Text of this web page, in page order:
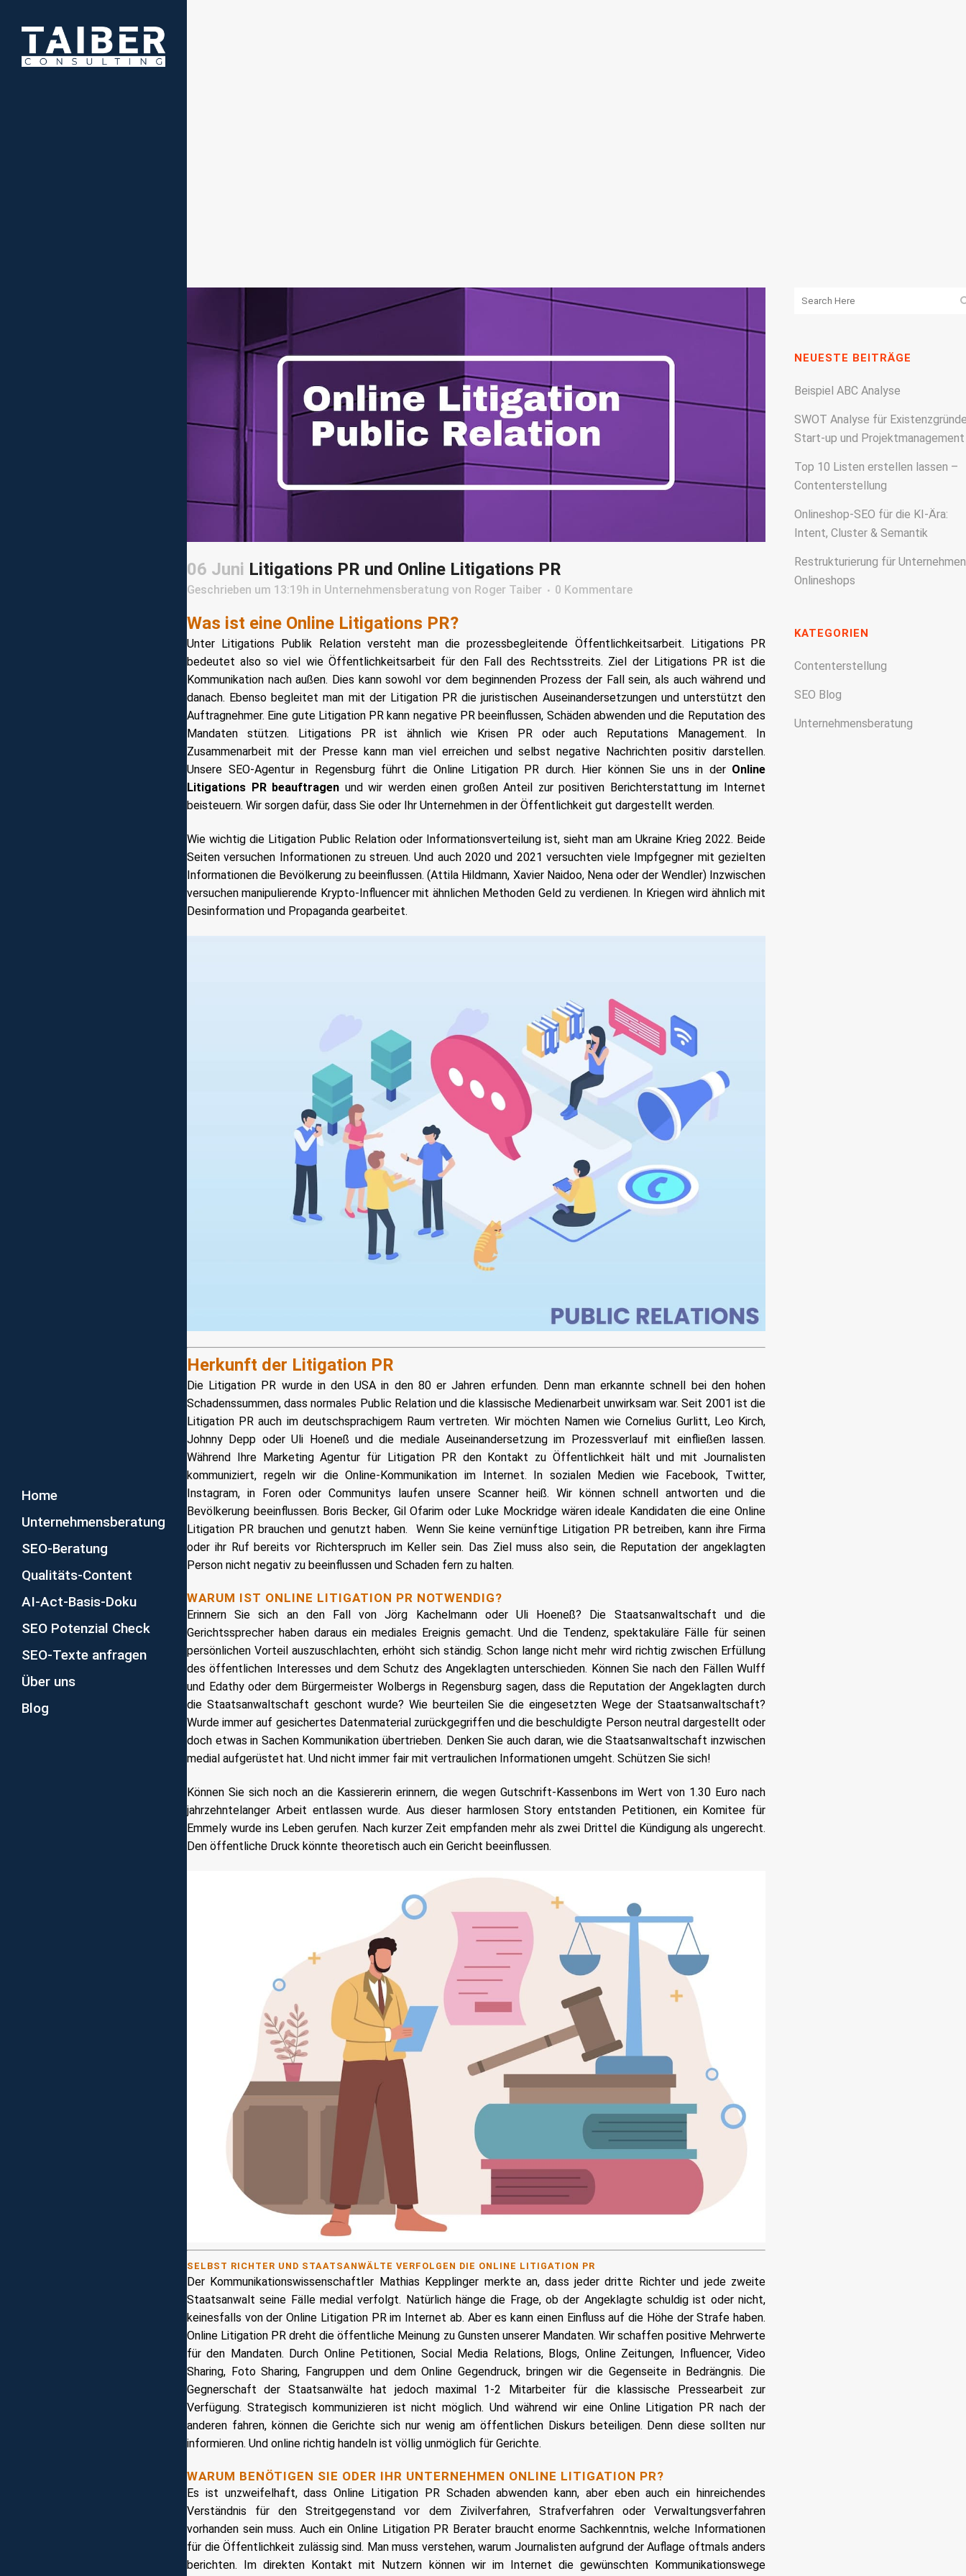
Home
Unternehmensberatung
SEO-Beratung
Qualitäts-Content
AI-Act-Basis-Doku
SEO Potenzial Check
SEO-Texte anfragen
Über uns
Blog
06 Juni Litigations PR und Online Litigations PR
Geschrieben um 13:19h in Unternehmensberatung von Roger Taiber 0 Kommentare
Was ist eine Online Litigations PR?
Unter Litigations Publik Relation versteht man die prozessbegleitende Öffentlichkeitsarbeit. Litigations PR
bedeutet also so viel wie Öffentlichkeitsarbeit für den Fall des Rechtsstreits. Ziel der Litigations PR ist die
Kommunikation nach außen. Dies kann sowohl vor dem beginnenden Prozess der Fall sein, als auch während und
danach. Ebenso begleitet man mit der Litigation PR die juristischen Auseinandersetzungen und unterstützt den
Auftragnehmer. Eine gute Litigation PR kann negative PR beeinflussen, Schäden abwenden und die Reputation des
Mandaten stützen. Litigations PR ist ähnlich wie Krisen PR oder auch Reputations Management.
In
Zusammenarbeit mit der Presse kann man viel erreichen und selbst negative Nachrichten positiv darstellen.
Unsere SEO-Agentur in Regensburg führt die Online Litigation PR durch. Hier können Sie uns in der Online
Litigations PR beauftragen und wir werden einen großen Anteil zur positiven Berichterstattung im Internet
beisteuern. Wir sorgen dafür, dass Sie oder Ihr Unternehmen in der Öffentlichkeit gut dargestellt werden.
Wie wichtig die Litigation Public Relation oder Informationsverteilung ist, sieht man am Ukraine Krieg 2022. Beide
Seiten versuchen Informationen zu streuen. Und auch 2020 und 2021 versuchten viele Impfgegner mit gezielten
Informationen die Bevölkerung zu beeinflussen. (Attila Hildmann, Xavier Naidoo, Nena oder der Wendler) Inzwischen
versuchen manipulierende Krypto-Influencer mit ähnlichen Methoden Geld zu verdienen. In Kriegen wird ähnlich mit
Desinformation und Propaganda gearbeitet.
Herkunft der Litigation PR
Die Litigation PR wurde in den USA in den 80 er Jahren erfunden. Denn man erkannte schnell bei den hohen
Schadenssummen, dass normales Public Relation und die klassische Medienarbeit unwirksam war. Seit 2001 ist die
Litigation PR auch im deutschsprachigem Raum vertreten. Wir möchten Namen wie Cornelius Gurlitt, Leo Kirch,
Johnny Depp oder Uli Hoeneß und die mediale Auseinandersetzung im Prozessverlauf mit einfließen lassen.
Während Ihre Marketing Agentur für Litigation PR den Kontakt zu Öffentlichkeit hält und mit Journalisten
kommuniziert, regeln wir die Online-Kommunikation im Internet. In sozialen Medien wie Facebook, Twitter,
Instagram, in Foren oder Communitys laufen unsere Scanner heiß. Wir können schnell antworten und die
Bevölkerung beeinflussen. Boris Becker, Gil Ofarim oder Luke Mockridge wären ideale Kandidaten die eine Online
Litigation PR brauchen und genutzt haben. Wenn Sie keine vernünftige Litigation PR betreiben, kann ihre Firma
oder ihr Ruf bereits vor Richterspruch im Keller sein. Das Ziel muss also sein, die Reputation der angeklagten
Person nicht negativ zu beeinflussen und Schaden fern zu halten.
WARUM IST ONLINE LITIGATION PR NOTWENDIG?
Erinnern Sie sich an den Fall von Jörg Kachelmann oder Uli Hoeneß? Die Staatsanwaltschaft und die
Gerichtssprecher haben daraus ein mediales Ereignis gemacht. Und die Tendenz, spektakuläre Fälle für seinen
persönlichen Vorteil auszuschlachten, erhöht sich ständig. Schon lange nicht mehr wird richtig zwischen Erfüllung
des öffentlichen Interesses und dem Schutz des Angeklagten unterschieden. Können Sie nach den Fällen Wulff
und Edathy oder dem Bürgermeister Wolbergs in Regensburg sagen, dass die Reputation der Angeklagten durch
die Staatsanwaltschaft geschont wurde? Wie beurteilen Sie die eingesetzten Wege der Staatsanwaltschaft?
Wurde immer auf gesichertes Datenmaterial zurückgegriffen und die beschuldigte Person neutral dargestellt oder
doch etwas in Sachen Kommunikation übertrieben. Denken Sie auch daran, wie die Staatsanwaltschaft inzwischen
medial aufgerüstet hat. Und nicht immer fair mit vertraulichen Informationen umgeht. Schützen Sie sich!
Können Sie sich noch an die Kassiererin erinnern, die wegen Gutschrift-Kassenbons im Wert von 1.30 Euro nach
jahrzehntelanger Arbeit entlassen wurde. Aus dieser harmlosen Story entstanden Petitionen, ein Komitee für
Emmely wurde ins Leben gerufen. Nach kurzer Zeit empfanden mehr als zwei Drittel die Kündigung als ungerecht.
Den öffentliche Druck könnte theoretisch auch ein Gericht beeinflussen.
SELBST RICHTER UND STAATSANWÄLTE VERFOLGEN DIE ONLINE LITIGATION PR
Der Kommunikationswissenschaftler Mathias Kepplinger merkte an, dass jeder dritte Richter und jede zweite
Staatsanwalt seine Fälle medial verfolgt. Natürlich hänge die Frage, ob der Angeklagte schuldig ist oder nicht,
keinesfalls von der Online Litigation PR im Internet ab. Aber es kann einen Einfluss auf die Höhe der Strafe haben.
Online Litigation PR dreht die öffentliche Meinung zu Gunsten unserer Mandaten. Wir schaffen positive Mehrwerte
für den Mandaten. Durch Online Petitionen, Social Media Relations, Blogs, Online Zeitungen, Influencer, Video
Sharing, Foto Sharing, Fangruppen und dem Online Gegendruck, bringen wir die Gegenseite in Bedrängnis. Die
Gegnerschaft der Staatsanwälte hat jedoch maximal 1-2 Mitarbeiter für die klassische Pressearbeit zur
Verfügung. Strategisch kommunizieren ist nicht möglich. Und während wir eine Online Litigation PR nach der
anderen fahren, können die Gerichte sich nur wenig am öffentlichen Diskurs beteiligen. Denn diese sollten nur
informieren. Und online richtig handeln ist völlig unmöglich für Gerichte.
WARUM BENÖTIGEN SIE ODER IHR UNTERNEHMEN ONLINE LITIGATION PR?
Es ist unzweifelhaft, dass Online Litigation PR Schaden abwenden kann, aber eben auch ein hinreichendes
Verständnis für den Streitgegenstand vor dem Zivilverfahren, Strafverfahren oder Verwaltungsverfahren
vorhanden sein muss. Auch ein Online Litigation PR Berater braucht enorme Sachkenntnis, welche Informationen
für die Öffentlichkeit zulässig sind. Man muss verstehen, warum Journalisten aufgrund der Auflage oftmals anders
berichten. Im direkten Kontakt mit Nutzern können wir im Internet die gewünschten Kommunikationswege
NEUESTE BEITRÄGE
Beispiel ABC Analyse
SWOT Analyse für
Start-up und Projektmanagement
Top 10 Listen erstellen lassen –
Contenterstellung
Onlineshop-SEO für die KI-Ära:
Intent, Cluster & Semantik
Restrukturierung für
Onlineshops
KATEGORIEN
Contenterstellung
SEO Blog
Unternehmensberatung